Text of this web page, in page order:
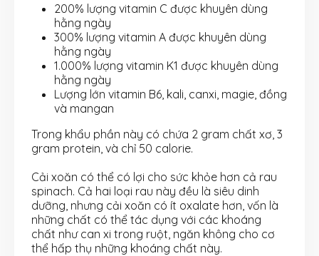
200% lượng vitamin C được khuyên dùng
hằng ngày
300% lượng vitamin A được khuyên dùng
hằng ngày
1.000% lượng vitamin K1 được khuyên dùng
hằng ngày
Lượng lớn vitamin B6, kali, canxi, magie, đồng
và mangan
Trong khẩu phần này có chứa 2 gram chất xơ, 3
gram protein, và chỉ 50 calorie.
Cải xoăn có thể có lợi cho sức khỏe hơn cả rau
spinach. Cả hai loại rau này đều là siêu dinh
dưỡng, nhưng cải xoăn có ít oxalate hơn, vốn là
những chất có thể tác dụng với các khoáng
chất như can xi trong ruột, ngăn không cho cơ
thể hấp thụ những khoáng chất này.